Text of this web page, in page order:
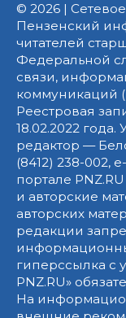
© 2026 |
Пензенский
читателей
Федеральной
связи,
коммуникаций
Реестровая
18.02.2022
редактор —
(8412) 238-002,
портале
и авторские
авторских
редакции
гиперссылка с
PNZ.RU»
На